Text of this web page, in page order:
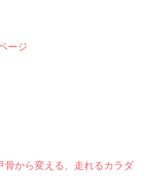
ージ
骨から変える、走れるカラダ